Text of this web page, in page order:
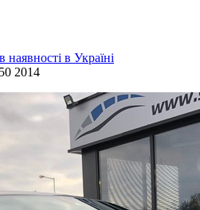
наявності в Україні
2014